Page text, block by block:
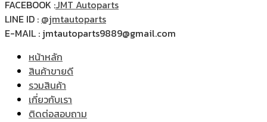
FACEBOOK :JMT Autoparts
LINE ID : @jmtautoparts
E-MAIL : jmtautoparts9889@gmail.com
หน้าหลัก
สินค้าขายดี
รวมสินค้า
เกี่ยวกับเรา
ติดต่อสอบถาม